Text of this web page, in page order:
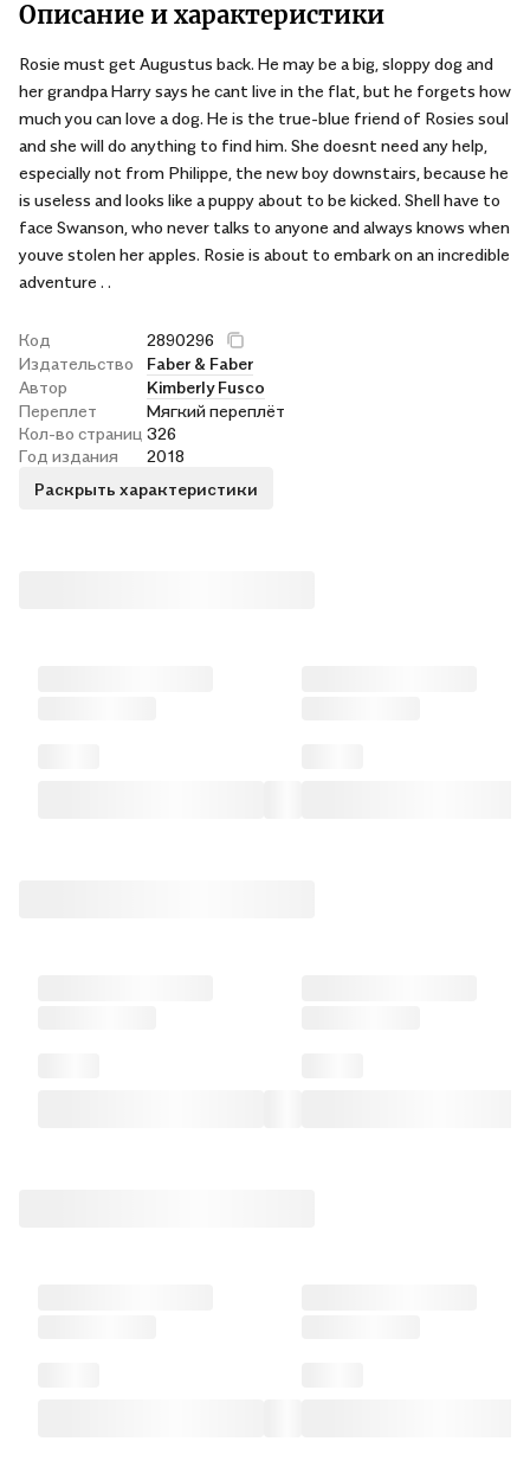
Описание и характеристики
Rosie must get Augustus back. He may be a big, sloppy dog and
her grandpa Harry says he cant live in the flat, but he forgets how
much you can love a dog. He is the true-blue friend of Rosies soul
and she will do anything to find him. She doesnt need any help,
especially not from Philippe, the new boy downstairs, because he
is useless and looks like a puppy about to be kicked. Shell have to
face Swanson, who never talks to anyone and always knows when
youve stolen her apples. Rosie is about to embark on an incredible
adventure . .
Код
2890296
Издательство
Faber & Faber
Автор
Kimberly Fusco
Переплет
Мягкий переплёт
Кол-во страниц 326
Год издания
2018
Раскрыть характеристики